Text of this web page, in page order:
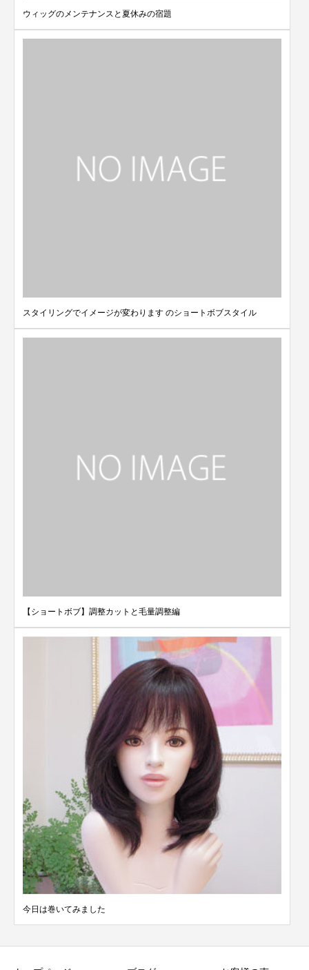
ウィッグのメンテナンスと夏休みの宿題
スタイリングでイメージが変わります のショートボブスタイル
【ショートボブ】調整カットと毛量調整編
今日は巻いてみました